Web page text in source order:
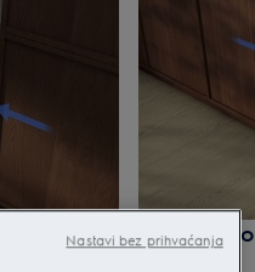
posuđaNastavi bez prihvaćanja